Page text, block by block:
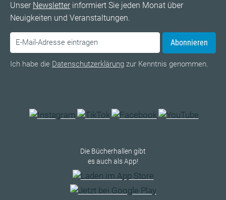
Unser Newsletterinformiert Sie jeden Monat über
Neuigkeiten und Veranstaltungen.
Abonnieren
Ich habe die Datenschutzerklärung zur Kenntnis genommen.
Die Bücherhallen gibt
es auch als App!